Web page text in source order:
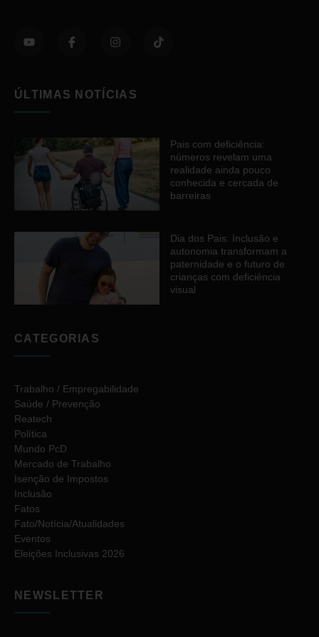
ÚLTIMAS NOTÍCIAS
Pais com deficiência:
números revelam uma
realidade ainda pouco
conhecida e cercada de
barreiras
Dia dos Pais: Inclusão e
autonomia transformam a
paternidade e o futuro de
crianças com deficiência
visual
CATEGORIAS
Trabalho / Empregabilidade
Saúde / Prevenção
Reatech
Política
Mundo PcD
Mercado de Trabalho
Isenção de Impostos
Inclusão
Fatos
Fato/Notícia/Atualidades
Eventos
Eleições Inclusivas 2026
NEWSLETTER